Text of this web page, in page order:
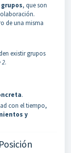
grupos, que son
de una misma
existir grupos
2.
.
con el tiempo,
y